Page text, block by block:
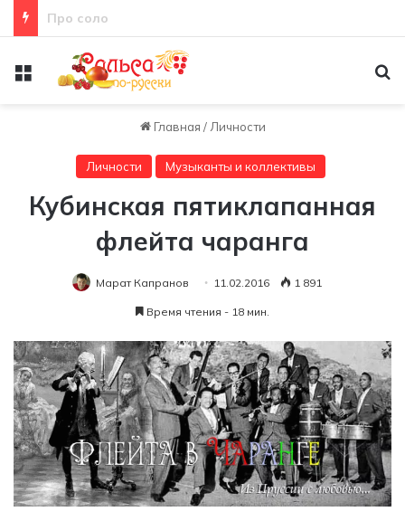
Неправильная техника
Меню
Главная / Личности
Личности Музыканты и коллективы
Кубинская пятиклапанная
флейта чаранга
Марат Капранов 11.02.2016 1 891
Время чтения - 18 мин.